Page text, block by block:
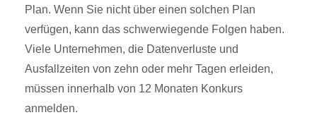
Plan. Wenn Sie nicht über einen solchen Plan
verfügen, kann das schwerwiegende Folgen haben.
Viele Unternehmen, die Datenverluste und
Ausfallzeiten von zehn oder mehr Tagen erleiden,
müssen innerhalb von 12 Monaten Konkurs
anmelden.